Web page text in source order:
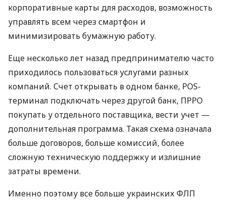
корпоративные карты для расходов, возможность
управлять всем через смартфон и
минимизировать бумажную работу.
Еще несколько лет назад предпринимателю часто
приходилось пользоваться услугами разных
компаний. Счет открывать в одном банке, POS-
терминал подключать через другой банк, ПРРО
покупать у отдельного поставщика, вести учет —
дополнительная программа. Такая схема означала
больше договоров, больше комиссий, более
сложную техническую поддержку и излишние
затраты времени.
Именно поэтому все больше украинских ФЛП